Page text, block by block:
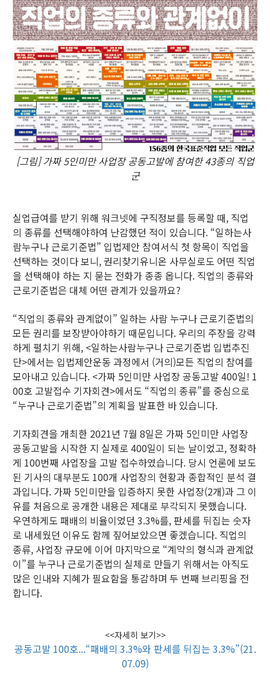
[그림] 가짜 5인미만 사업장 공동고발에 참여한 43종의 직업
군
실업급여를 받기 위해 워크넷에 구직정보를 등록할 때, 직업
의 종류를 선택해야하여 난감했던 적이 있습니다. “일하는사
람누구나 근로기준법” 입법제안 참여서식 첫 항목이 직업을
선택하는 것이다 보니, 권리찾기유니온 사무실로도 어떤 직업
을 선택해야 하는 지 묻는 전화가 종종 옵니다. 직업의 종류와
근로기준법은 대체 어떤 관계가 있을까요?
“직업의 종류와 관계없이” 일하는 사람 누구나 근로기준법의
모든 권리를 보장받아야하기 때문입니다. 우리의 주장을 강력
하게 펼치기 위해, <일하는사람누구나 근로기준법 입법추진
단>에서는 입법제안운동 과정에서 (거의)모든 직업의 참여를
모아내고 있습니다. <가짜 5인미만 사업장 공동고발 400일! 1
00호 고발접수 기자회견>에서도 “직업의 종류”를 중심으로
“누구나 근로기준법”의 계획을 발표한 바 있습니다.
기자회견을 개최한 2021년 7월 8일은 가짜 5인미만 사업장
공동고발을 시작한 지 실제로 400일이 되는 날이었고, 정확하
게 100번째 사업장을 고발 접수하였습니다. 당시 언론에 보도
된 기사의 대부분도 100개 사업장의 현황과 종합적인 분석 결
과입니다. 가짜 5인미만을 입증하지 못한 사업장(2개)과 그 이
유를 처음으로 공개한 내용은 제대로 부각되지 못했습니다.
우연하게도 패배의 비율이었던 3.3%를, 판세를 뒤집는 숫자
로 내세웠던 이유도 함께 짚어보았으면 좋겠습니다. 직업의
종류, 사업장 규모에 이어 마지막으로 “계약의 형식과 관계없
이”를 누구나 근로기준법의 실체로 만들기 위해서는 아직도
많은 인내와 지혜가 필요함을 통감하며 두 번째 브리핑을 전
합니다.
<<자세히 보기>>
공동고발 100호...“패배의 3.3%와 판세를 뒤집는 3.3%”(21.
07.09)